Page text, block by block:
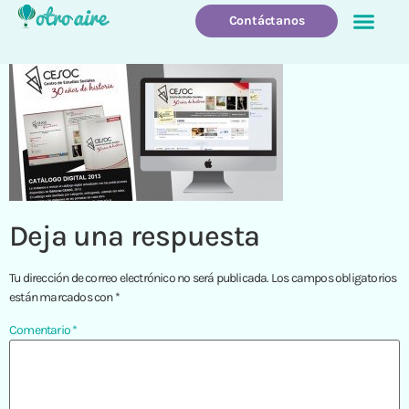
Contáctanos
Deja una respuesta
Tu dirección de correo electrónico no será publicada. Los campos obligatorios
están marcados con*
Comentario*